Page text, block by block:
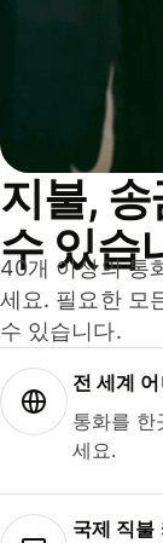
지불,
수 있습
40개 이상의 통
세요. 필요한 모
수 있습니다.
전 세계
통화를
세요.
국제 직불